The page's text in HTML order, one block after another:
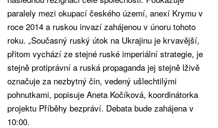
paralely mezi okupací českého území, anexí Krymu v
roce 2014 a ruskou invazí zahájenou v únoru tohoto
roku. „Současný ruský útok na Ukrajinu je krvavější,
přitom vychází ze stejné ruské imperiální strategie, je
stejně protiprávní a ruská propaganda jej stejně lživě
označuje za nezbytný čin, vedený ušlechtilými
pohnutkami, popisuje Aneta Kočíková, koordinátorka
projektu Příběhy bezpráví. Debata bude zahájena v
10:00.